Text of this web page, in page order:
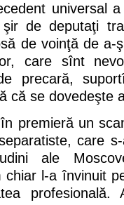
universal
de deputaţi
de voinţă de a-
care sînt
precară,
că se dovedeşte
premieră un
care
ale
chiar l-a învinuit
profesională.